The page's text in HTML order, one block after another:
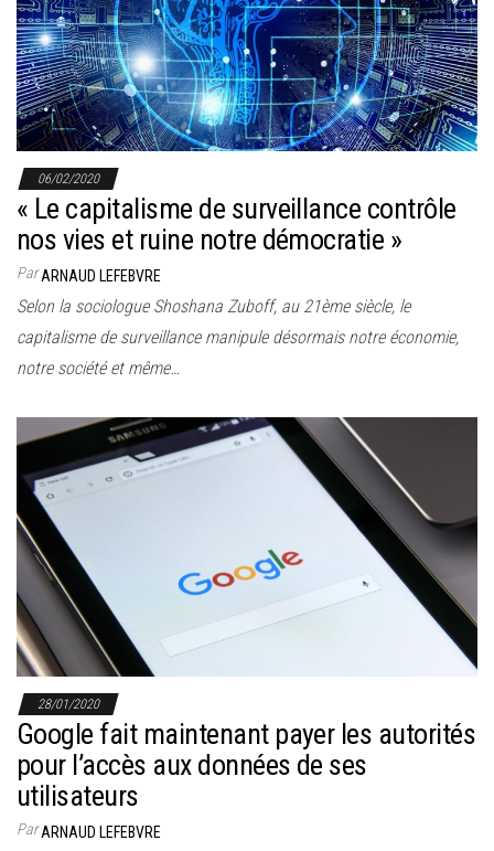
l
a
n
a
v
g
o
06/02/2020
« Le capitalisme de surveillance contrôle
nos vies et ruine notre démocratie »
ParARNAUD LEFEBVRE
Selon la sociologue Shoshana Zuboff, au 21ème siècle, le
capitalisme de surveillance manipule désormais notre économie,
notre société et même…
28/01/2020
Google fait maintenant payer les autorités
pour l’accès aux données de ses
utilisateurs
ParARNAUD LEFEBVRE